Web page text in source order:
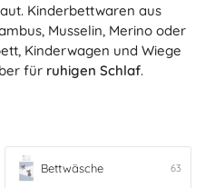
Kinderbettwaren aus
Musselin, Merino oder
Kinderwagen und Wiege
für ruhigen Schlaf.
wählen Sie aus
und warme
Pucktücher
ideal, die ein
und
Bettwäsche 63